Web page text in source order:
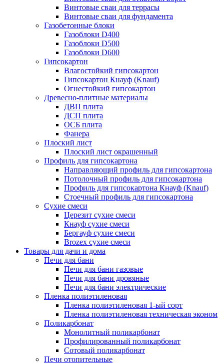
Винтовые сваи для террасы
Винтовые сваи для фундамента
Газобетонные блоки
Газоблоки D400
Газоблоки D500
Газоблоки D600
Гипсокартон
Влагостойкий гипсокартон
Гипсокартон Кнауф (Knauf)
Огнестойкий гипсокартон
Древесно-плитные материалы
ДВП плита
ДСП плита
ОСБ плита
Фанера
Плоский лист
Плоский лист окрашенный
Профиль для гипсокартона
Направляющий профиль для гипсокартона
Потолочный профиль для гипсокартона
Профиль для гипсокартона Кнауф (Knauf)
Стоечный профиль для гипсокартона
Сухие смеси
Церезит сухие смеси
Кнауф сухие смеси
Бергауф сухие смеси
Brozex сухие смеси
Товары для дачи и дома
Печи для бани
Печи для бани газовые
Печи для бани дровяные
Печи для бани электрические
Пленка полиэтиленовая
Пленка полиэтиленовая 1-ый сорт
Пленка полиэтиленовая техническая эконом
Поликарбонат
Монолитный поликарбонат
Профилированный поликарбонат
Сотовый поликарбонат
Печи отопительные